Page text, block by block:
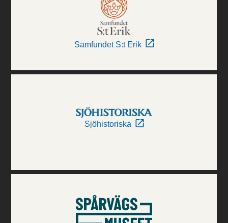
Samfundet S:t Erik
Sjöhistoriska